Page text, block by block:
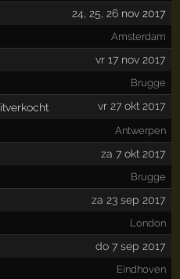
24, 25, 26nov 2017
Amsterdam
vr 17 nov 2017
Brugge
vr 27 okt 2017
Antwerpen
za 7 okt 2017
Brugge
za 23 sep 2017
London
do 7 sep 2017
Eindhoven